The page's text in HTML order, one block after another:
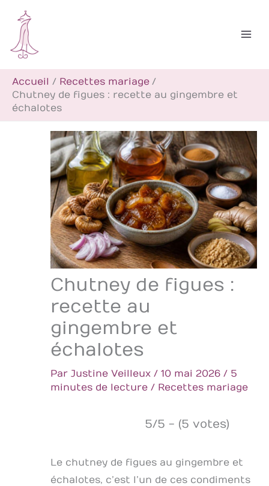
contenu
Accueil
Recettes mariage
Chutney de figues : recette au gingembre et
échalotes
Chutney de figues :
recette au
gingembre et
échalotes
Par Justine Veilleux / 10 mai 2026 / 5
minutes de lecture / Recettes mariage
5/5 - (5 votes)
Le chutney de figues au gingembre et
échalotes, c’est l’un de ces condiments
c
h
e
r
c